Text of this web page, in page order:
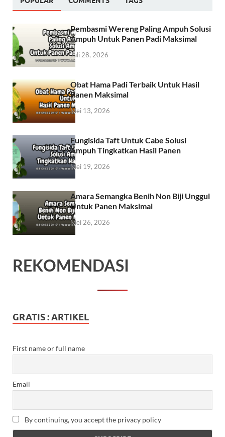
Pembasmi Wereng Paling Ampuh Solusi
Ampuh Untuk Panen Padi Maksimal
Juli 28, 2026
Obat Hama Padi Terbaik Untuk Hasil
Panen Maksimal
Mei 13, 2026
Fungisida Taft Untuk Cabe Solusi
Ampuh Tingkatkan Hasil Panen
Mei 19, 2026
Amara Semangka Benih Non Biji Unggul
Untuk Panen Maksimal
Mei 26, 2026
REKOMENDASI
GRATIS : ARTIKEL
First name or full name
Email
By continuing, you accept the privacy policy